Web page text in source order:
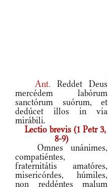
Ant. Reddet Deus
mercédem labórum
sanctórum suórum, et
dedúcet illos in via
mirábili.
Lectio brevis (1 Petr 3,
8-9)
Omnes unánimes,
compatiéntes,
fraternitátis amatóres,
misericórdes, húmiles,
non reddéntes malum